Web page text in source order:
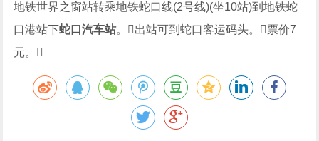
地铁世界之窗站转乘地铁蛇口线(2号线)(坐10站)到地铁蛇
口港站下蛇口汽车站。出站可到蛇口客运码头。票价7
元。